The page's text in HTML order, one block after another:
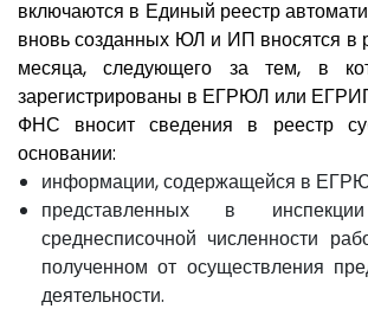
включаются в Единый реестр
вновь созданных ЮЛ и ИП вносятся в
месяца, следующего за тем, в
зарегистрированы в ЕГРЮЛ или
ФНС вносит сведения в реестр
основании:
информации, содержащейся в
представленных в
среднесписочной численности
полученном от осуществления
деятельности.